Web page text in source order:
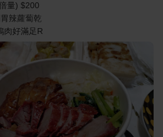
量) $200
辣蘿蔔乾
肉好滿足R